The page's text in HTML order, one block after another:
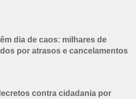
dia de caos: milhares de
por atrasos e cancelamentos
contra cidadania por